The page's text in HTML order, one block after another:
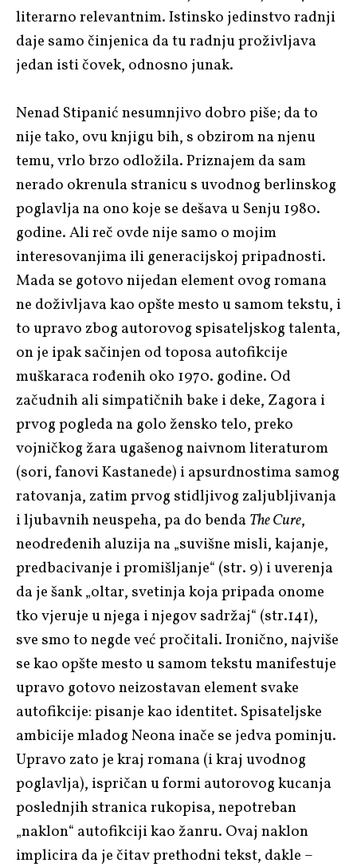
literarno relevantnim. Istinsko jedinstvo radnji
daje samo činjenica da tu radnju proživljava
jedan isti čovek, odnosno junak.
Nenad Stipanić nesumnjivo dobro piše; da to
nije tako, ovu knjigu bih, s obzirom na njenu
temu, vrlo brzo odložila. Priznajem da sam
nerado okrenula stranicu s uvodnog berlinskog
poglavlja na ono koje se dešava u Senju 1980.
godine. Ali reč ovde nije samo o mojim
interesovanjima ili generacijskoj pripadnosti.
Mada se gotovo nijedan element ovog romana
ne doživljava kao opšte mesto u samom tekstu, i
to upravo zbog autorovog spisateljskog talenta,
on je ipak sačinjen od toposa autofikcije
muškaraca rođenih oko 1970. godine. Od
začudnih ali simpatičnih bake i deke, Zagora i
prvog pogleda na golo žensko telo, preko
vojničkog žara ugašenog naivnom literaturom
(sori, fanovi Kastanede) i apsurdnostima samog
ratovanja, zatim prvog stidljivog zaljubljivanja
i ljubavnih neuspeha, pa do benda The Cure,
neodređenih aluzija na „suvišne misli, kajanje,
predbacivanje i promišljanje“ (str. 9) i uverenja
da je šank „oltar, svetinja koja pripada onome
tko vjeruje u njega i njegov sadržaj“ (str.141),
sve smo to negde već pročitali. Ironično, najviše
se kao opšte mesto u samom tekstu manifestuje
upravo gotovo neizostavan element svake
autofikcije: pisanje kao identitet. Spisateljske
ambicije mladog Neona inače se jedva pominju.
Upravo zato je kraj romana (i kraj uvodnog
poglavlja), ispričan u formi autorovog kucanja
poslednjih stranica rukopisa, nepotreban
„naklon“ autofikciji kao žanru. Ovaj naklon
implicira da je čitav prethodni tekst, dakle –